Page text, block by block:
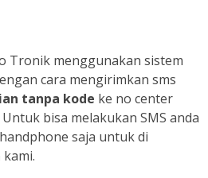
Tronik menggunakan sistem
cara mengirimkan sms
tanpa kode ke no center
bisa melakukan SMS anda
saja untuk di